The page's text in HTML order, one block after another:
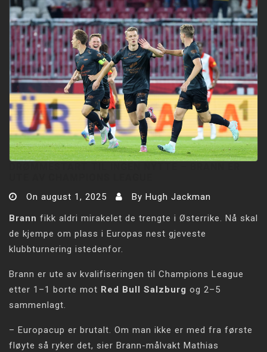
On august 1, 2025 By Hugh Jackman
Brann fikk aldri mirakelet de trengte i Østerrike. Nå skal
de kjempe om plass i Europas nest gjeveste
klubbturnering istedenfor.
Brann er ute av kvalifiseringen til Champions League
etter 1–1 borte mot Red Bull Salzburg og 2–5
sammenlagt.
– Europacup er brutalt. Om man ikke er med fra første
fløyte så ryker det, sier Brann-målvakt Mathias